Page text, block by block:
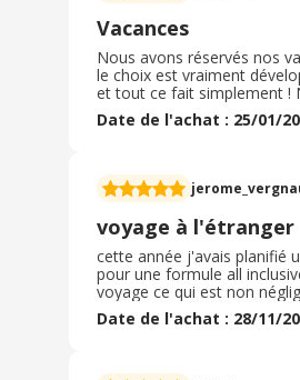
Vacances
Nous avons réservés nos
le choix est vraiment
et tout ce fait simplement !
d’avoir une bel opportunité
nous a rassuré
Date de l'achat : 25/01/
voyage à l'étranger
cette année j'avais planifié
pour une formule all
voyage ce qui est non
promovacances a été
effectué. je recommande
Date de l'achat : 28/11/